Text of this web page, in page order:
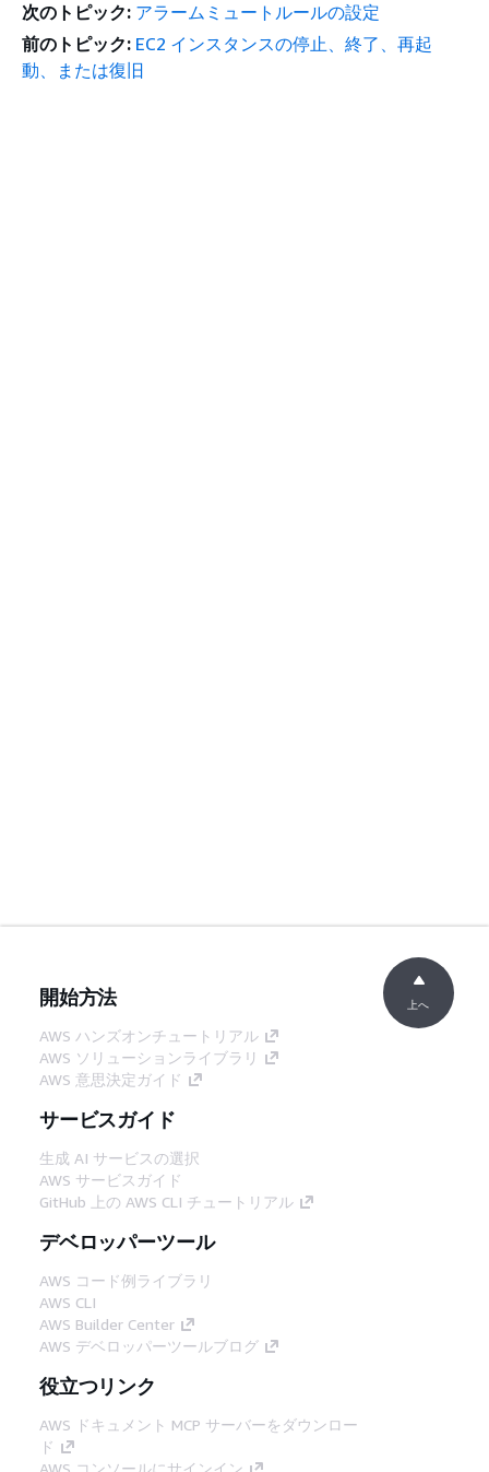
次のトピック: アラームミュートルールの設定
前のトピック: EC2 インスタンスの停止、終了、再起
動、または復旧
開始方法
AWS ハンズオンチュートリアル
AWS ソリューションライブラリ
AWS 意思決定ガイド
サービスガイド
生成 AI サービスの選択
AWS サービスガイド
GitHub 上の AWS CLI チュートリアル
デベロッパーツール
AWS コード例ライブラリ
AWS CLI
AWS Builder Center
AWS デベロッパーツールブログ
役立つリンク
AWS ドキュメント MCP サーバーをダウンロー
ド
AWS コンソールにサインイン
上へ